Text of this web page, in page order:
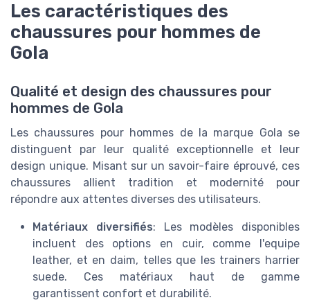
Les caractéristiques des
chaussures pour hommes de
Gola
Qualité et design des chaussures pour
hommes de Gola
Les chaussures pour hommes de la marque Gola se
distinguent par leur qualité exceptionnelle et leur
design unique. Misant sur un savoir-faire éprouvé, ces
chaussures allient tradition et modernité pour
répondre aux attentes diverses des utilisateurs.
Matériaux diversifiés: Les modèles disponibles
incluent des options en cuir, comme l'equipe
leather, et en daim, telles que les trainers harrier
suede. Ces matériaux haut de gamme
garantissent confort et durabilité.